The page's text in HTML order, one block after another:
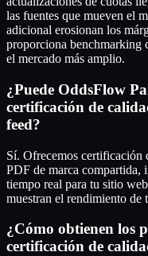
las fuentes que mueven el
adicional erosionan los
proporciona benchmarking
el mercado más amplio.
¿Puede OddsFlow
certificación de
feed?
Sí. Ofrecemos certificación
PDF de marca compartida,
tiempo real para tu sitio
muestran el rendimiento de
¿Cómo obtienen los
certificación de